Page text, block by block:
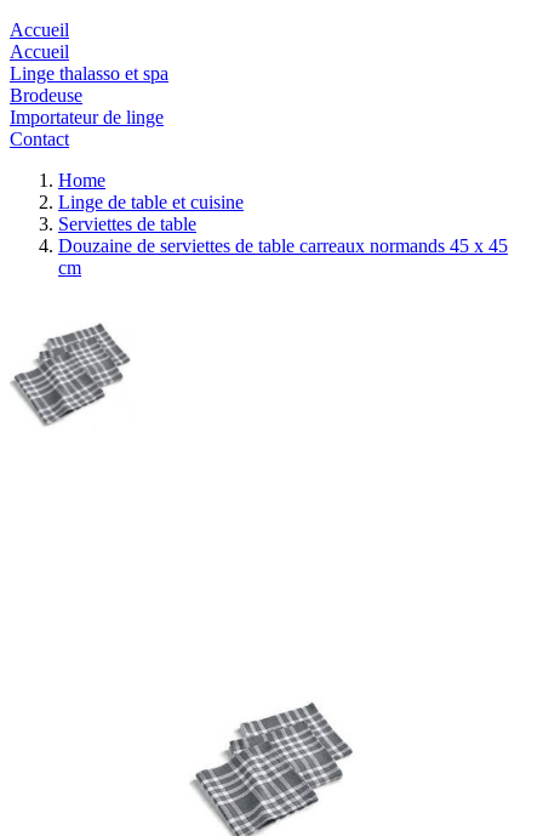
Accueil
Accueil
Linge thalasso et spa
Brodeuse
Importateur de linge
Contact
Home
Linge de table et cuisine
Serviettes de table
Douzaine de serviettes de table carreaux normands 45 x 45
cm